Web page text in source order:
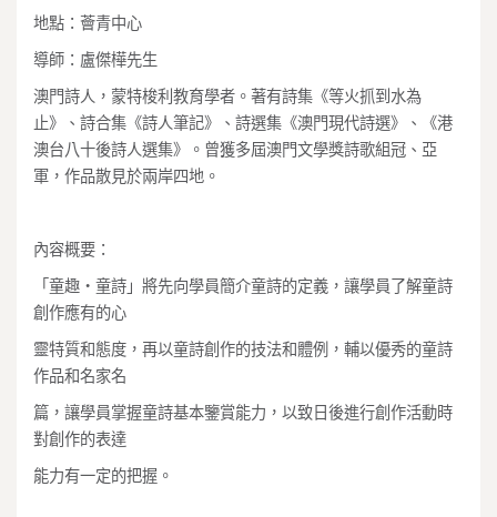
地點：薈青中心
導師：盧傑樺先生
澳門詩人，蒙特梭利教育學者。著有詩集《等火抓到水為
止》、詩合集《詩人筆記》、詩選集《澳門現代詩選》、《港
澳台八十後詩人選集》。曾獲多屆澳門文學獎詩歌組冠、亞
軍，作品散見於兩岸四地。
內容概要：
「童趣・童詩」將先向學員簡介童詩的定義，讓學員了解童詩
創作應有的心
靈特質和態度，再以童詩創作的技法和體例，輔以優秀的童詩
作品和名家名
篇，讓學員掌握童詩基本鑒賞能力，以致日後進行創作活動時
對創作的表達
能力有一定的把握。